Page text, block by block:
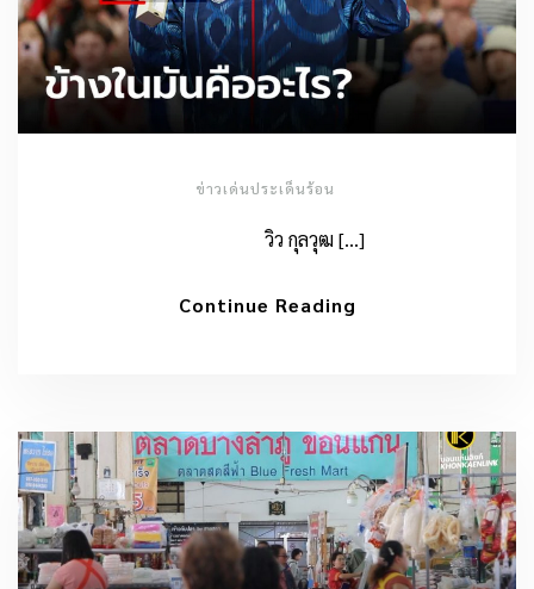
ข่าวเด่นประเด็นร้อน
วิว กุลวุฒ […]
Continue Reading